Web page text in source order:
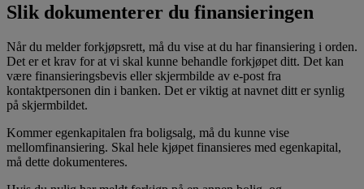
Slik dokumenterer du finansieringen
Når du melder forkjøpsrett, må du vise at du har finansiering i orden.
Det er et krav for at vi skal kunne behandle forkjøpet ditt. Det kan
være finansieringsbevis eller skjermbilde av e-post fra
kontaktpersonen din i banken. Det er viktig at navnet ditt er synlig
på skjermbildet.
Kommer egenkapitalen fra boligsalg, må du kunne vise
mellomfinansiering. Skal hele kjøpet finansieres med egenkapital,
må dette dokumenteres.